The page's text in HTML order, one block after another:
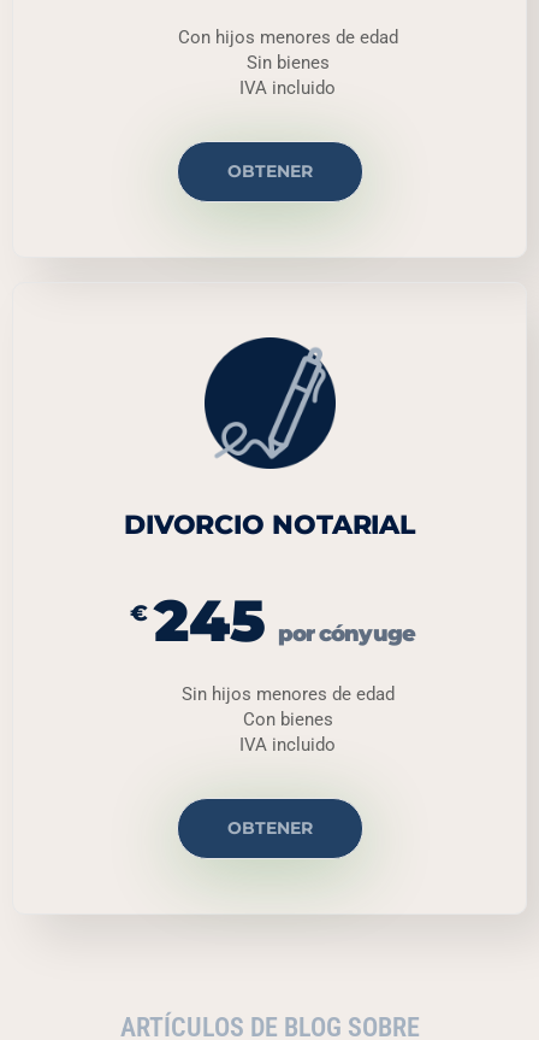
Con hijos menores de edad
Sin bienes
IVA incluido
OBTENER
DIVORCIO NOTARIAL
€ 245 por cónyuge
Sin hijos menores de edad
Con bienes
IVA incluido
OBTENER
ARTÍCULOS DE BLOG SOBRE